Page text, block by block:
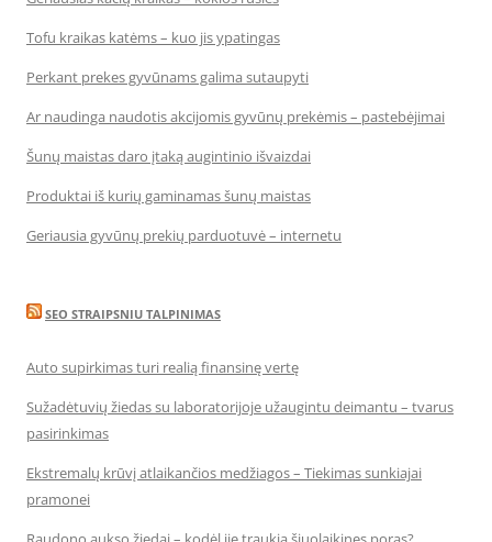
Tofu kraikas katėms – kuo jis ypatingas
Perkant prekes gyvūnams galima sutaupyti
Ar naudinga naudotis akcijomis gyvūnų prekėmis – pastebėjimai
Šunų maistas daro įtaką augintinio išvaizdai
Produktai iš kurių gaminamas šunų maistas
Geriausia gyvūnų prekių parduotuvė – internetu
SEO STRAIPSNIU TALPINIMAS
Auto supirkimas turi realią finansinę vertę
Sužadėtuvių žiedas su laboratorijoje užaugintu deimantu – tvarus
pasirinkimas
Ekstremalų krūvį atlaikančios medžiagos – Tiekimas sunkiajai
pramonei